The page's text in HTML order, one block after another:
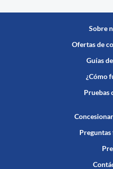
Sobre
Ofertas de
Guías
¿Cómo
Pruebas